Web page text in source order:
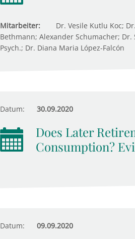
Mitarbeiter:
Dr. Vesile Kutlu Koc;
Bethmann; Alexander Schumacher; Dr.
Psych.; Dr. Diana Maria López-Falcón
Datum: 30.09.2020
Does Later
Consumption?
Datum: 09.09.2020